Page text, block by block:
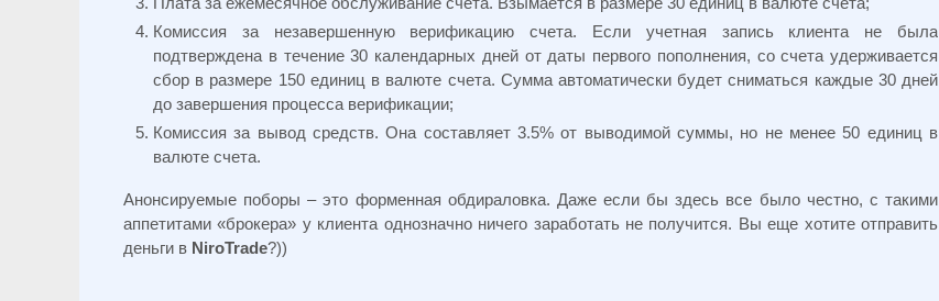
Комиссия за незавершенную верификацию счета. Если учетная запись клиента не была
подтверждена в течение 30 календарных дней от даты первого пополнения, со счета удерживается
сбор в размере 150 единиц в валюте счета. Сумма автоматически будет сниматься каждые 30 дней
до завершения процесса верификации;
Комиссия за вывод средств. Она составляет 3.5% от выводимой суммы, но не менее 50 единиц в
валюте счета.
Анонсируемые поборы – это форменная обдираловка. Даже если бы здесь все было честно, с такими
аппетитами «брокера» у клиента однозначно ничего заработать не получится. Вы еще хотите отправить
деньги в NiroTrade?))